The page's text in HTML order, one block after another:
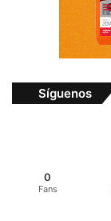
Síguenos
0
Fans